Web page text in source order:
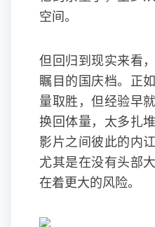
空间。
但回归到现实来看
瞩目的国庆档。正
量取胜，但经验早
换回体量，太多扎
影片之间彼此的内
尤其是在没有头部
在着更大的风险。